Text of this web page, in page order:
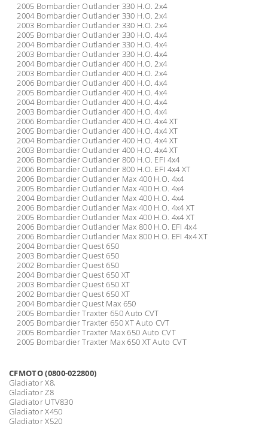
2005 Bombardier Outlander 330 H.O. 2x4
2004 Bombardier Outlander 330 H.O. 2x4
2003 Bombardier Outlander 330 H.O. 2x4
2005 Bombardier Outlander 330 H.O. 4x4
2004 Bombardier Outlander 330 H.O. 4x4
2003 Bombardier Outlander 330 H.O. 4x4
2004 Bombardier Outlander 400 H.O. 2x4
2003 Bombardier Outlander 400 H.O. 2x4
2006 Bombardier Outlander 400 H.O. 4x4
2005 Bombardier Outlander 400 H.O. 4x4
2004 Bombardier Outlander 400 H.O. 4x4
2003 Bombardier Outlander 400 H.O. 4x4
2006 Bombardier Outlander 400 H.O. 4x4 XT
2005 Bombardier Outlander 400 H.O. 4x4 XT
2004 Bombardier Outlander 400 H.O. 4x4 XT
2003 Bombardier Outlander 400 H.O. 4x4 XT
2006 Bombardier Outlander 800 H.O. EFI 4x4
2006 Bombardier Outlander 800 H.O. EFI 4x4 XT
2006 Bombardier Outlander Max 400 H.O. 4x4
2005 Bombardier Outlander Max 400 H.O. 4x4
2004 Bombardier Outlander Max 400 H.O. 4x4
2006 Bombardier Outlander Max 400 H.O. 4x4 XT
2005 Bombardier Outlander Max 400 H.O. 4x4 XT
2006 Bombardier Outlander Max 800 H.O. EFI 4x4
2006 Bombardier Outlander Max 800 H.O. EFI 4x4 XT
2004 Bombardier Quest 650
2003 Bombardier Quest 650
2002 Bombardier Quest 650
2004 Bombardier Quest 650 XT
2003 Bombardier Quest 650 XT
2002 Bombardier Quest 650 XT
2004 Bombardier Quest Max 650
2005 Bombardier Traxter 650 Auto CVT
2005 Bombardier Traxter 650 XT Auto CVT
2005 Bombardier Traxter Max 650 Auto CVT
2005 Bombardier Traxter Max 650 XT Auto CVT
CFMOTO (0800-022800)
Gladiator X8,
Gladiator Z8
Gladiator UTV830
Gladiator X450
Gladiator X520